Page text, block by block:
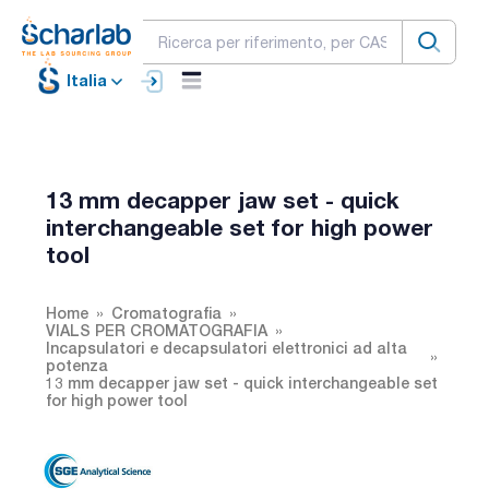
Italia
13 mm decapper jaw set - quick
interchangeable set for high power
tool
Home
Cromatografia
VIALS PER CROMATOGRAFIA
Incapsulatori e decapsulatori elettronici ad alta
potenza
13 mm decapper jaw set - quick interchangeable set
for high power tool